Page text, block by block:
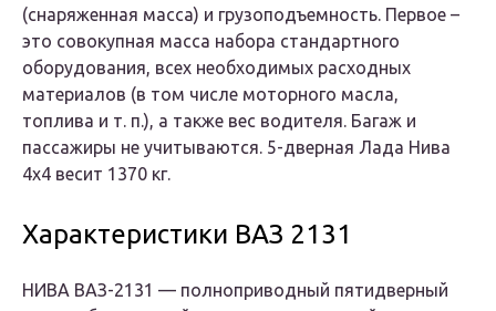
(снаряженная масса) и грузоподъемность. Первое –
это совокупная масса набора стандартного
оборудования, всех необходимых расходных
материалов (в том числе моторного масла,
топлива и т. п.), а также вес водителя. Багаж и
пассажиры не учитываются. 5-дверная Лада Нива
4х4 весит 1370 кг.
Характеристики ВАЗ 2131
НИВА ВАЗ-2131 — полноприводный пятидверный